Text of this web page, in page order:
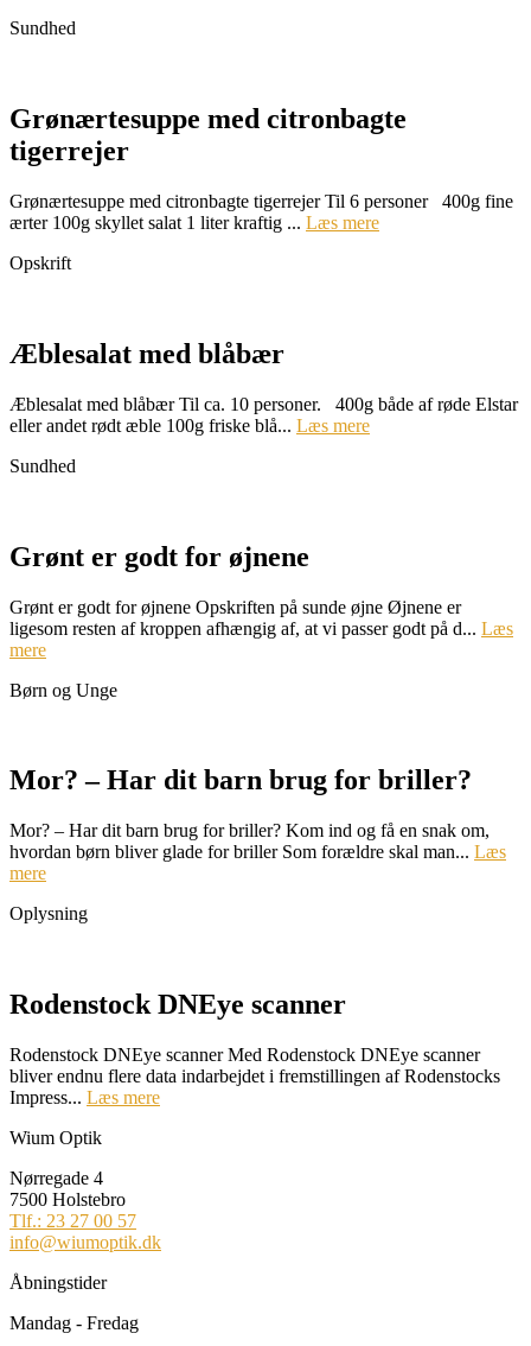
Sundhed
Grønærtesuppe med citronbagte
tigerrejer
Grønærtesuppe med citronbagte tigerrejer Til 6 personer 400g fine
ærter 100g skyllet salat 1 liter kraftig ... Læs mere
Opskrift
Æblesalat med blåbær
Æblesalat med blåbær Til ca. 10 personer. 400g både af røde Elstar
eller andet rødt æble 100g friske blå... Læs mere
Sundhed
Grønt er godt for øjnene
Grønt er godt for øjnene Opskriften på sunde øjne Øjnene er
ligesom resten af kroppen afhængig af, at vi passer godt på d... Læs
mere
Børn og Unge
Mor? – Har dit barn brug for briller?
Mor? – Har dit barn brug for briller? Kom ind og få en snak om,
hvordan børn bliver glade for briller Som forældre skal man... Læs
mere
Oplysning
Rodenstock DNEye scanner
Rodenstock DNEye scanner Med Rodenstock DNEye scanner
bliver endnu flere data indarbejdet i fremstillingen af Rodenstocks
Impress... Læs mere
Wium Optik
Nørregade 4
7500 Holstebro
Tlf.: 23 27 00 57
info@wiumoptik.dk
Åbningstider
Mandag - Fredag